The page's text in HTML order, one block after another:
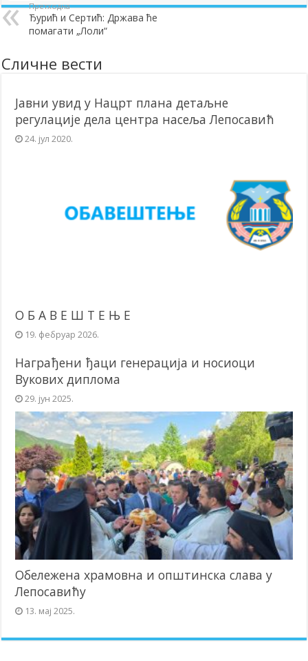
Претходна
Ђурић и Сертић: Држава ће
помагати „Лоли“
Сличне вести
Јавни увид у Нацрт плана детаљне
регулације дела центра насеља Лепосавић
24. јул 2020.
О Б А В Е Ш Т Е Њ Е
19. фебруар 2026.
Награђени ђаци генерација и носиоци
Вукових диплома
29. јун 2025.
Обележена храмовна и општинска слава у
Лепосавићу
13. мај 2025.